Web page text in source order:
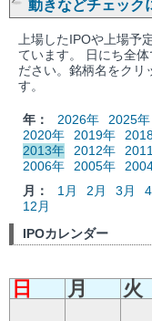
動きなどチェック
上場したIPOや上場予
ています。 日にち全
ださい。銘柄名をクリ
す。
年： 2026年 2025年
2020年
2019年
2013年
2012年
2006年
2005年
月：
1月 2月 3月
12月
IPOカレンダー
日 月 火